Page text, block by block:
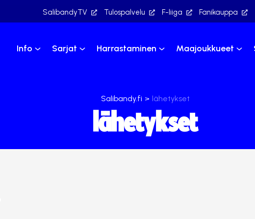
SalibandyTV Tulospalvelu F-liiga Fanikauppa
Info Sarjat Harrastaminen Maajoukkueet
Salibandy.fi > lähetykset
lähetykset